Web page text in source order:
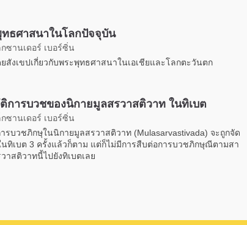
ธศาสนาในโลกปัจจุบัน
กซานเดอร์ เบอร์ซิ่น
สังเขปเกี่ยวกับพระพุทธศาสนาในเอเชียและโลกตะวันตก
การบวชของนิกายมูลสรวาสติวาท ในทิเบต
กซานเดอร์ เบอร์ซิ่น
รบวชภิกษุในนิกายมูลสรวาสติวาท (Mulasarvastivada) จะถูกจัด
ทิเบต 3 ครั้งแล้วก็ตาม แต่ก็ไม่มีการสืบต่อการบวชภิกษุณีตามสา
าสติวาทนี้ไปยังทิเบตเลย